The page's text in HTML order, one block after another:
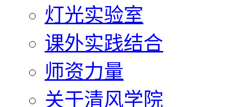
灯光实验室
课外实践结合
师资力量
关于清风学院